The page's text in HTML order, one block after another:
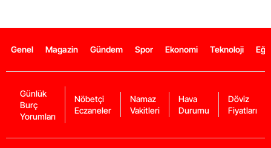
Genel Magazin Gündem Spor Ekonomi Teknoloji
Günlük
Burç
Yorumları
Nöbetçi
Eczaneler
Namaz
Vakitleri
Hava
Durumu
Döviz
Fiyatları